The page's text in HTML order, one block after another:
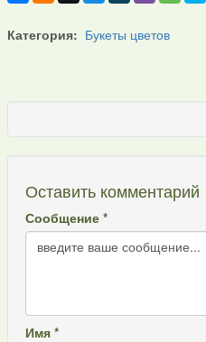
Категория: Букеты цветов
Оставить комментарий
Сообщение *
Имя *